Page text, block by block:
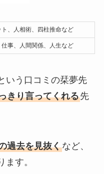
、人相術、四柱推命など
事、人間関係、人生など
いう口コミの栞夢先
きり言ってくれる先
過去を見抜くなど、
ます。